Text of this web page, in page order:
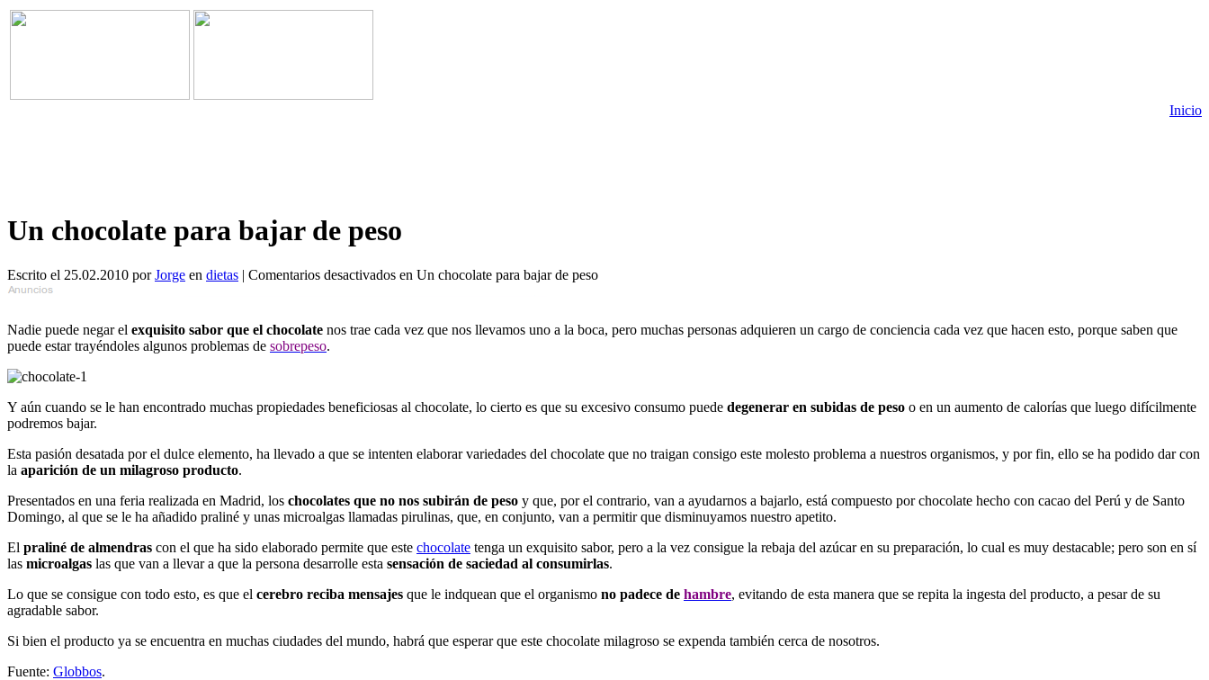
Inicio
Un chocolate para bajar de peso
Escrito el 25.02.2010 porJorge en dietas | Comentarios desactivados en Un chocolate para bajar de peso
Nadie puede negar el exquisito sabor que el chocolate nos trae cada vez que nos llevamos uno a la boca, pero muchas personas adquieren un cargo de conciencia cada vez que hacen esto, porque saben que
puede estar trayéndoles algunos problemas de sobrepeso.
Y aún cuando se le han encontrado muchas propiedades beneficiosas al chocolate, lo cierto es que su excesivo consumo puede degenerar en subidas de peso o en un aumento de calorías que luego difícilmente
podremos bajar.
Esta pasión desatada por el dulce elemento, ha llevado a que se intenten elaborar variedades del chocolate que no traigan consigo este molesto problema a nuestros organismos, y por fin, ello se ha podido dar con
la aparición de un milagroso producto.
Presentados en una feria realizada en Madrid, los chocolates que no nos subirán de peso y que, por el contrario, van a ayudarnos a bajarlo, está compuesto por chocolate hecho con cacao del Perú y de Santo
Domingo, al que se le ha añadido praliné y unas microalgas llamadas pirulinas, que, en conjunto, van a permitir que disminuyamos nuestro apetito.
El praliné de almendras con el que ha sido elaborado permite que este chocolate tenga un exquisito sabor, pero a la vez consigue la rebaja del azúcar en su preparación, lo cual es muy destacable; pero son en sí
las microalgas las que van a llevar a que la persona desarrolle esta sensación de saciedad al consumirlas.
Lo que se consigue con todo esto, es que el cerebro reciba mensajes que le indquean que el organismo no padece de hambre, evitando de esta manera que se repita la ingesta del producto, a pesar de su
agradable sabor.
Si bien el producto ya se encuentra en muchas ciudades del mundo, habrá que esperar que este chocolate milagroso se expenda también cerca de nosotros.
Fuente: Globbos.